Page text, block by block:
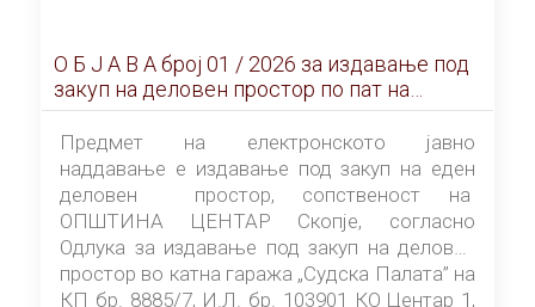
О Б Ј А В А брoj 01 / 2026 за издавање под
закуп на деловен простор по пат на
ЕЛЕКТРОНСКО ЈАВНО НАДДАВАЊЕ
Предмет на електронското јавно
наддавање е издавање под закуп на еден
деловен простор, сопственост на
ОПШТИНА ЦЕНТАР Скопје, согласно
Одлука за издавање под закуп на деловен
простор во катна гаража „Судска Палата” на
КП бр. 8885/7, И.Л. бр. 103901 КО Центар 1,